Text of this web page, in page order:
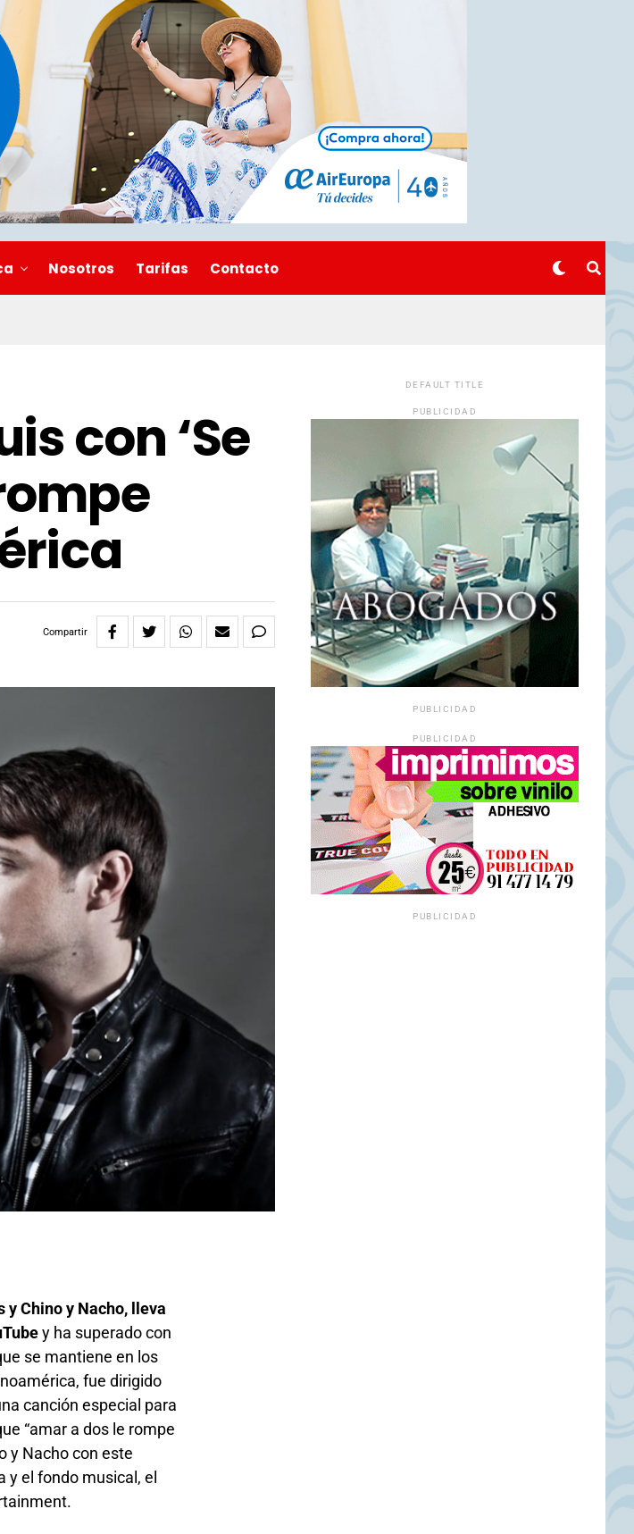
Nosotros Tarifas Contacto
con ‘Se
Compartir
y Chino y Nacho, lleva
y ha superado con
se mantiene en los
fue dirigido
canción especial para
“amar a dos le rompe
y Nacho con este
y el fondo musical, el
DEFAULT TITLE
PUBLICIDAD
PUBLICIDAD
PUBLICIDAD
PUBLICIDAD